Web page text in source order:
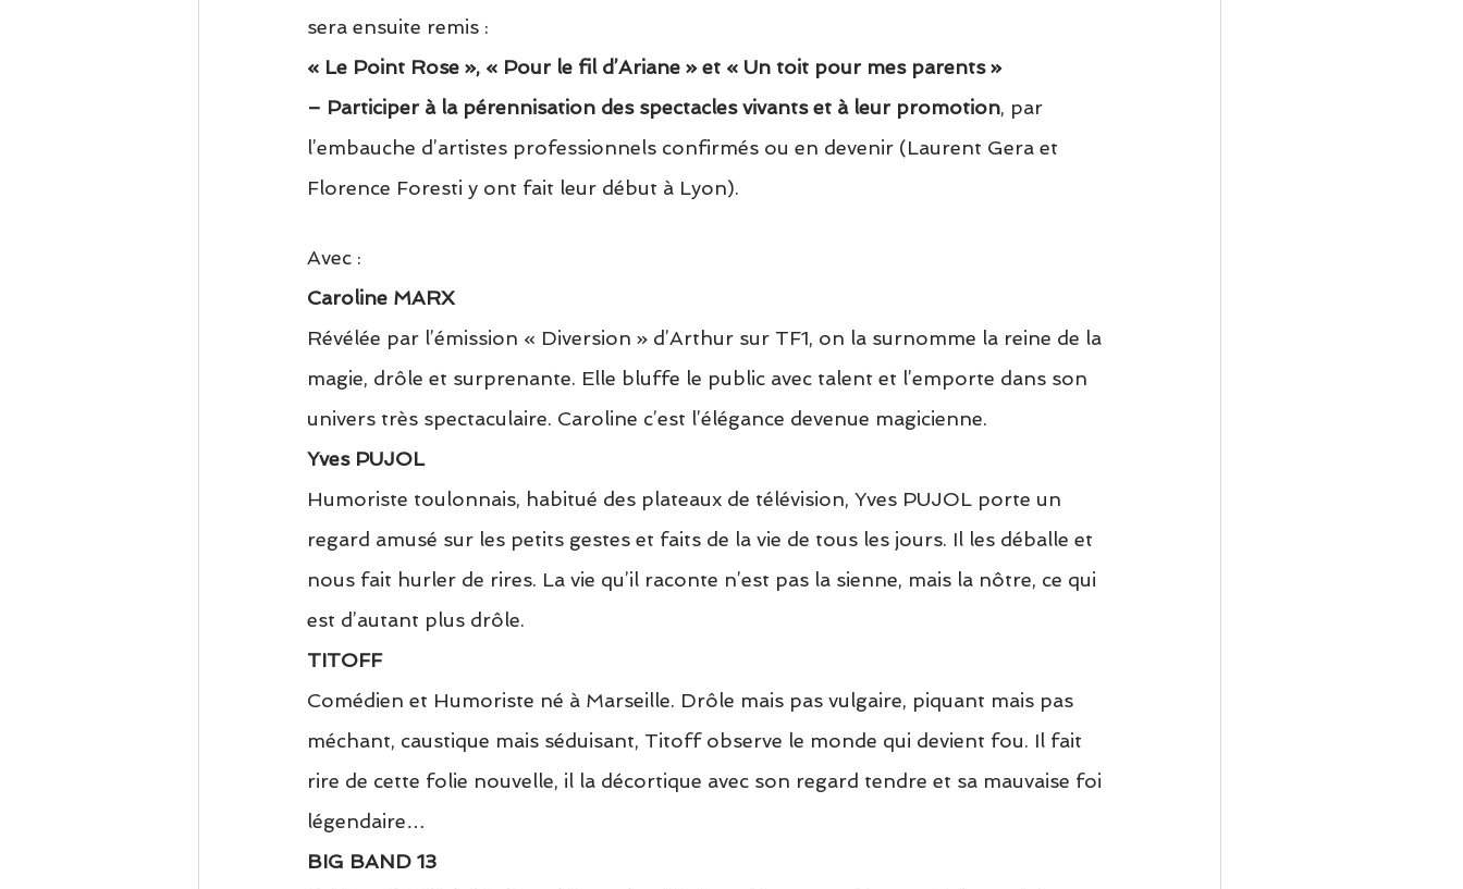
sera ensuite remis :
« Le Point Rose », « Pour le fil d’Ariane » et « Un toit pour mes parents »
– Participer à la pérennisation des spectacles vivants et à leur promotion, par
l’embauche d’artistes professionnels confirmés ou en devenir (Laurent Gera et
Florence Foresti y ont fait leur début à Lyon).
Avec :
Caroline MARX
Révélée par l’émission « Diversion » d’Arthur sur TF1, on la surnomme la reine de la
magie, drôle et surprenante. Elle bluffe le public avec talent et l’emporte dans son
univers très spectaculaire. Caroline c’est l’élégance devenue magicienne.
Yves PUJOL
Humoriste toulonnais, habitué des plateaux de télévision, Yves PUJOL porte un
regard amusé sur les petits gestes et faits de la vie de tous les jours. Il les déballe et
nous fait hurler de rires. La vie qu’il raconte n’est pas la sienne, mais la nôtre, ce qui
est d’autant plus drôle.
TITOFF
Comédien et Humoriste né à Marseille. Drôle mais pas vulgaire, piquant mais pas
méchant, caustique mais séduisant, Titoff observe le monde qui devient fou. Il fait
rire de cette folie nouvelle, il la décortique avec son regard tendre et sa mauvaise foi
légendaire…
BIG BAND 13